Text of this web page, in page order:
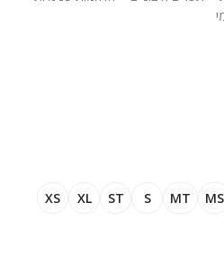
כלנגישותMS
MT
S
ST
XL
XS